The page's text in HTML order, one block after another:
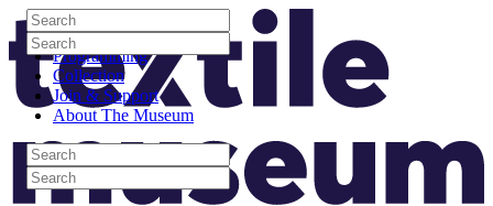
Skip to content
Visit
Programming
Collection
Join & Support
About The Museum
Search
Search
Search
Search
Search
Search
Search
Search
Site Logo